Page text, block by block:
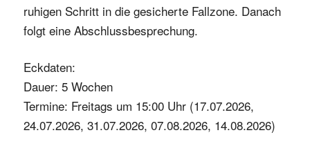
ruhigen Schritt in die gesicherte Fallzone. Danach
folgt eine Abschlussbesprechung.
Eckdaten:
Dauer: 5 Wochen
Termine: Freitags um 15:00 Uhr (17.07.2026,
24.07.2026, 31.07.2026, 07.08.2026, 14.08.2026)